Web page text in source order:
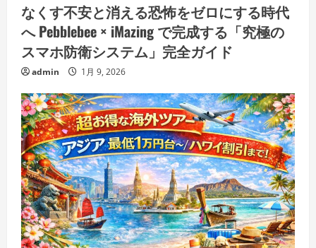
なくす不安と消える恐怖をゼロにする時代
へ Pebblebee × iMazing で完成する「究極の
スマホ防衛システム」完全ガイド
admin 1月 9, 2026